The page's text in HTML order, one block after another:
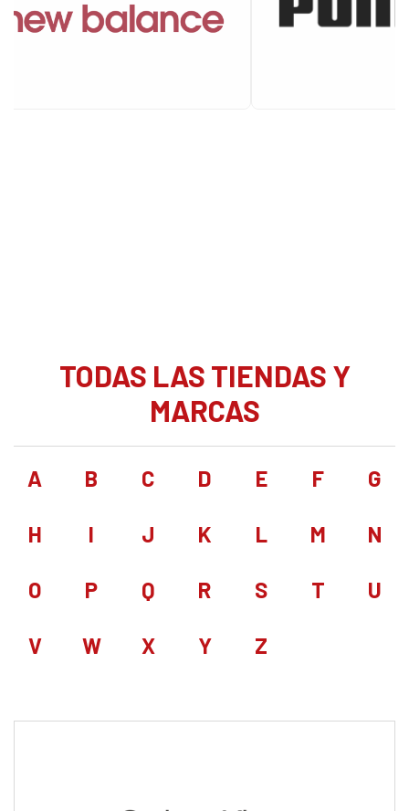
TODAS LAS TIENDAS Y
MARCAS
A B C D E F G
H I J K L M N
O P Q R S T U
V W X Y Z